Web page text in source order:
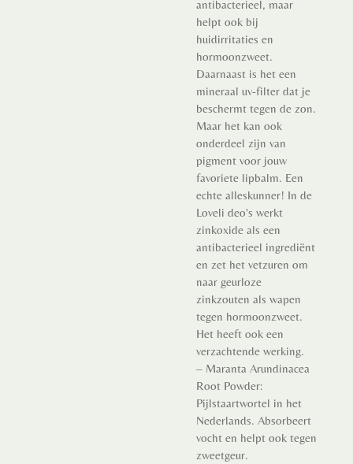
antibacterieel, maar
helpt ook bij
huidirritaties en
hormoonzweet.
Daarnaast is het een
mineraal uv-filter dat je
beschermt tegen de zon.
Maar het kan ook
onderdeel zijn van
pigment voor jouw
favoriete lipbalm. Een
echte alleskunner! In de
Loveli deo's werkt
zinkoxide als een
antibacterieel ingrediënt
en zet het vetzuren om
naar geurloze
zinkzouten als wapen
tegen hormoonzweet.
Het heeft ook een
verzachtende werking.
– Maranta Arundinacea
Root Powder:
Pijlstaartwortel in het
Nederlands. Absorbeert
vocht en helpt ook tegen
zweetgeur.